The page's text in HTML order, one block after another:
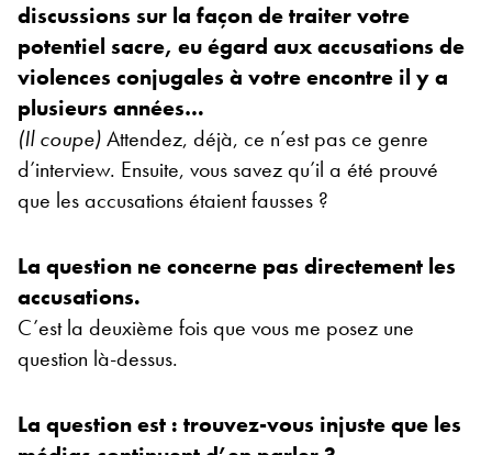
discussions sur la façon de traiter votre
potentiel sacre, eu égard aux accusations de
violences conjugales à votre encontre il y a
plusieurs années…
(Il coupe)Attendez, déjà, ce n’est pas ce genre
d’interview. Ensuite, vous savez qu’il a été prouvé
que les accusations étaient fausses ?
La question ne concerne pas directement les
accusations.
C’est la deuxième fois que vous me posez une
question là-dessus.
La question est : trouvez-vous injuste que les